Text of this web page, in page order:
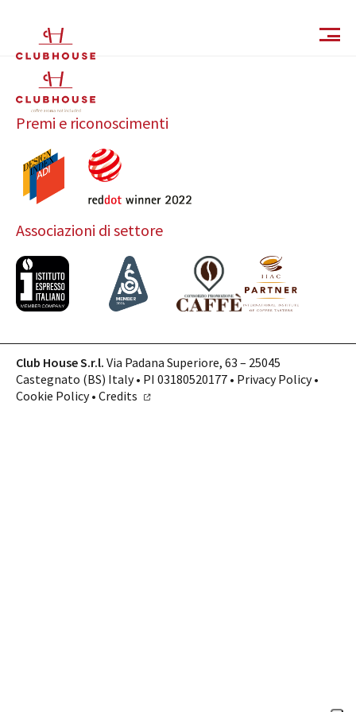
Catalogo
Finiture e Collezioni
Magazine
Azienda
Contatti
SHOP ONLINE CHIAMA
EN
Premi e riconoscimenti
Associazioni di settore
Club House S.r.l. Via Padana Superiore, 63 – 25045
Castegnato (BS) Italy • PI 03180520177 • Privacy Policy•
Cookie Policy• Credits